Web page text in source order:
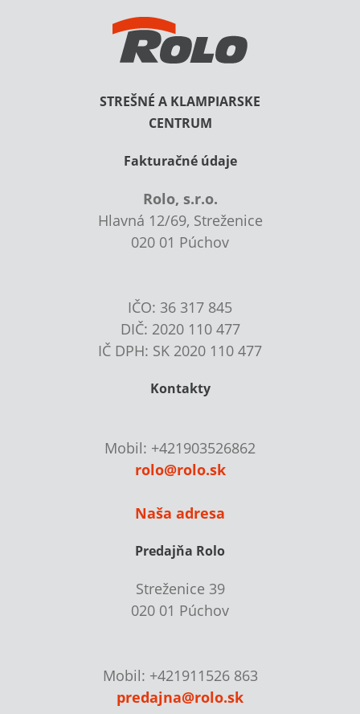
STREŠNÉ A KLAMPIARSKE
CENTRUM
Fakturačné údaje
Rolo, s.r.o.
Hlavná 12/69, Streženice
020 01 Púchov
IČO: 36 317 845
DIČ: 2020 110 477
IČ DPH: SK 2020 110 477
Kontakty
Mobil: +421903526862
rolo@rolo.sk
Naša adresa
Predajňa Rolo
Streženice 39
020 01 Púchov
Mobil: +421911526 863
predajna@rolo.sk